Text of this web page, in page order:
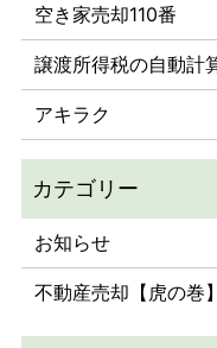
空き家売却110番
譲渡所得税の自動計
アキラク
お知らせ
不動産売却【虎の巻】